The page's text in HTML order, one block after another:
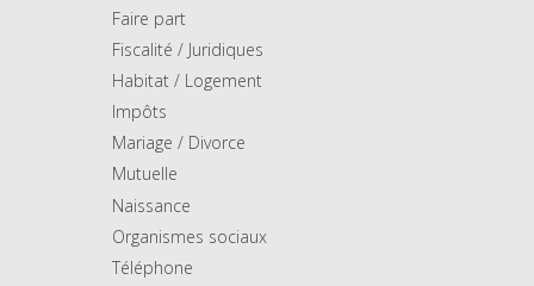
Faire part
Fiscalité / Juridiques
Habitat / Logement
Impôts
Mariage / Divorce
Mutuelle
Naissance
Organismes sociaux
Téléphone